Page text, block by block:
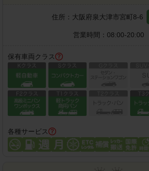
住所： 大阪府泉大津市宮町8-6
営業時間： 08:00-20:00
保有車両クラス
各種サービス